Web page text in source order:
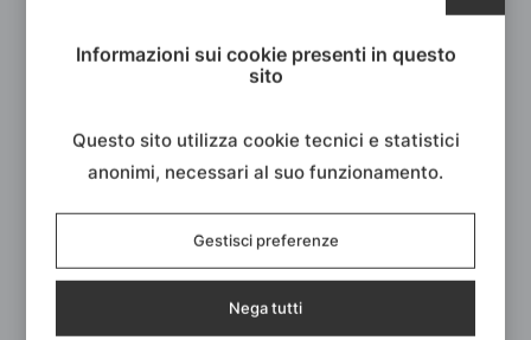
Come funziona la punzonatura della
lamiera?
Informazioni sui cookie presenti in questo
sito
Questo sito utilizza cookie tecnici e statistici
anonimi, necessari al suo funzionamento.
Gestisci preferenze
Nega tutti